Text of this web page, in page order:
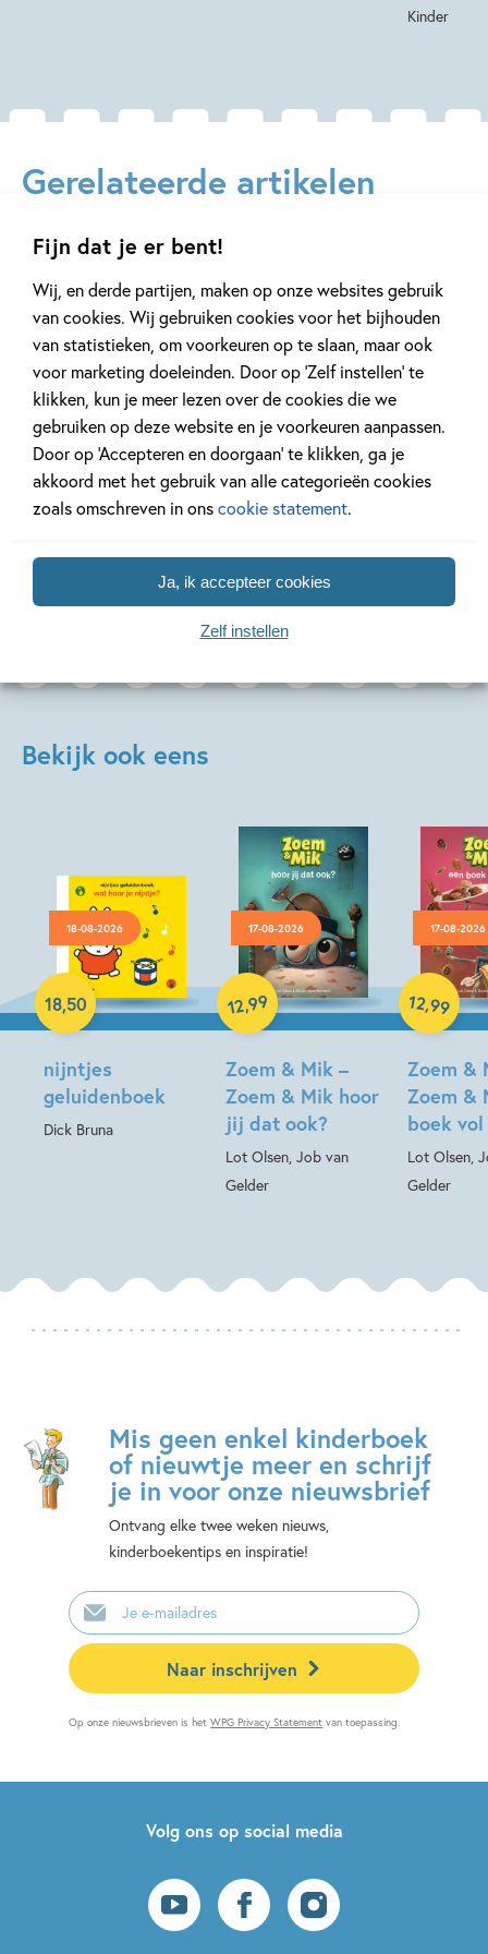
Fijn dat je er bent!
Wij, en derde partijen, maken op onze websites gebruik
van cookies. Wij gebruiken cookies voor het bijhouden
van statistieken, om voorkeuren op te slaan, maar ook
voor marketing doeleinden. Door op ‘Zelf instellen’ te
klikken, kun je meer lezen over de cookies die we
gebruiken op deze website en je voorkeuren aanpassen.
Door op ‘Accepteren en doorgaan’ te klikken, ga je
akkoord met het gebruik van alle categorieën cookies
zoals omschreven in onscookie statement.
Ja, ik accepteer cookies
Zelf instellen
Kinder
Gerelateerde artikelen
3 JUNI 2022
Leren lezen voor kleuters
22 SEPTEMBER 2020
Wat is AVI en
AVI-niveau
Bekijk ook eens
18-08-2026
nijntjes
geluidenboek
Dick Bruna
18,50
Hardcover
17-08-2026
Zoem & Mik –
Zoem & Mik hoor
jij dat ook?
Lot Olsen, Job van
Gelder
12,99
Hardcover
17-08-2026
Zoem &
Zoem &
boek
Lot Olsen,
Gelder
12,99
Hardcover
Mis geen enkel kinderboek
of nieuwtje meer en schrijf
je in voor onze nieuwsbrief
Ontvang elke twee weken nieuws,
kinderboekentips en inspiratie!
E-
mailadres
Naar inschrijven
Op onze nieuwsbrieven is hetWPG Privacy Statement van toepassing.
Volg ons op social media